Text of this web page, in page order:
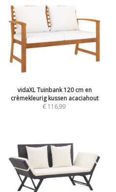
vidaXL Tuinbank 120 cm en
crèmekleurig kussen acaciahout
€ 116,99